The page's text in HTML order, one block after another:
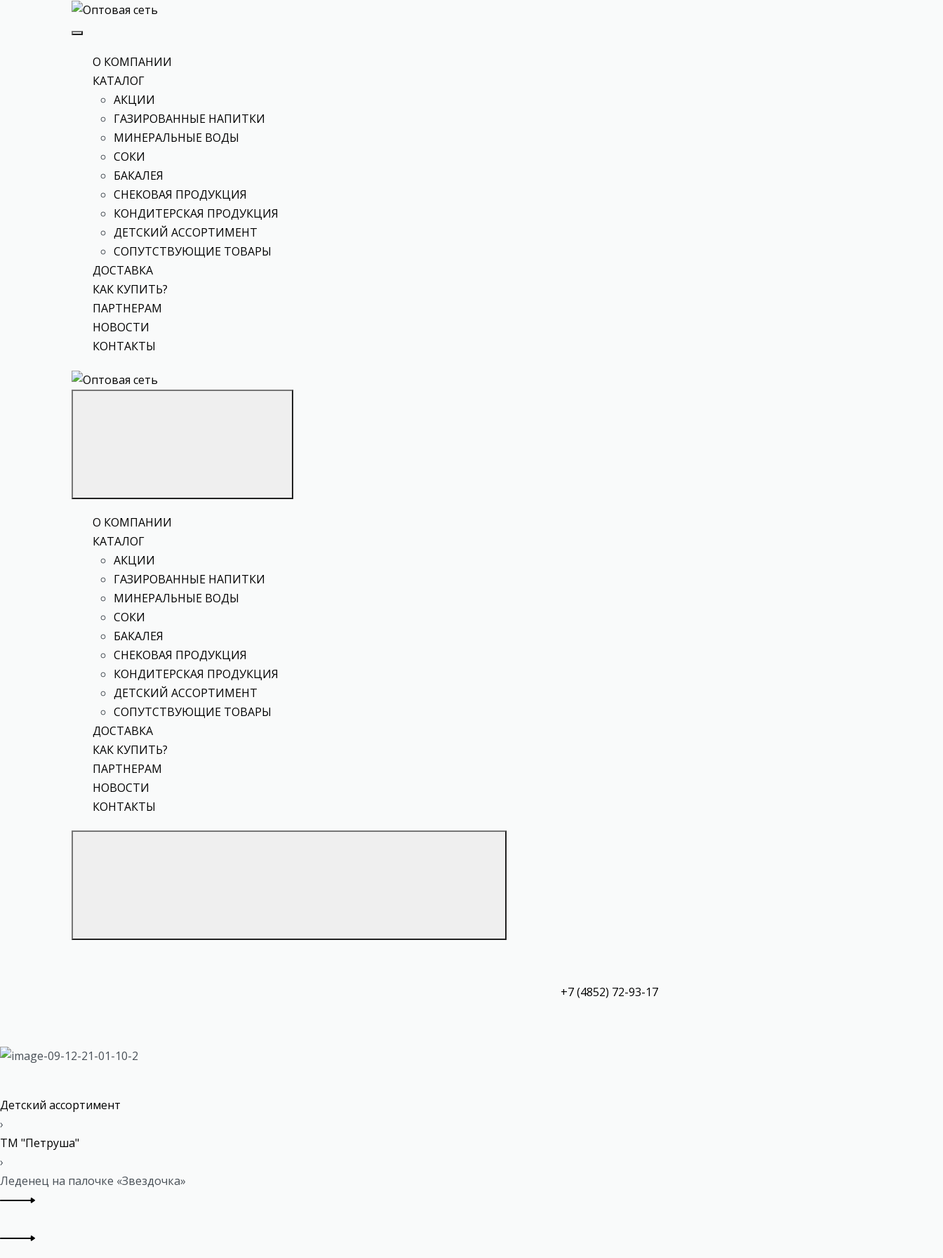
О КОМПАНИИ
КАТАЛОГ
АКЦИИ
ГАЗИРОВАННЫЕ НАПИТКИ
МИНЕРАЛЬНЫЕ ВОДЫ
СОКИ
БАКАЛЕЯ
СНЕКОВАЯ ПРОДУКЦИЯ
КОНДИТЕРСКАЯ ПРОДУКЦИЯ
ДЕТСКИЙ АССОРТИМЕНТ
СОПУТСТВУЮЩИЕ ТОВАРЫ
ДОСТАВКА
КАК КУПИТЬ?
ПАРТНЕРАМ
НОВОСТИ
КОНТАКТЫ
О КОМПАНИИ
КАТАЛОГ
АКЦИИ
ГАЗИРОВАННЫЕ НАПИТКИ
МИНЕРАЛЬНЫЕ ВОДЫ
СОКИ
БАКАЛЕЯ
СНЕКОВАЯ ПРОДУКЦИЯ
КОНДИТЕРСКАЯ ПРОДУКЦИЯ
ДЕТСКИЙ АССОРТИМЕНТ
СОПУТСТВУЮЩИЕ ТОВАРЫ
ДОСТАВКА
КАК КУПИТЬ?
ПАРТНЕРАМ
НОВОСТИ
КОНТАКТЫ
+7 (4852) 72-93-17
Детский ассортимент
›
ТМ "Петруша"
›
Леденец на палочке «Звездочка»